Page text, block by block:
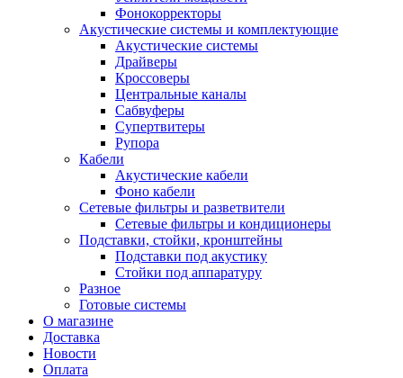
Фонокорректоры
Акустические системы и комплектующие
Акустические системы
Драйверы
Кроссоверы
Центральные каналы
Сабвуферы
Супертвитеры
Рупора
Кабели
Акустические кабели
Фоно кабели
Сетевые фильтры и разветвители
Сетевые фильтры и кондиционеры
Подставки, стойки, кронштейны
Подставки под акустику
Стойки под аппаратуру
Разное
Готовые системы
О магазине
Доставка
Новости
Оплата